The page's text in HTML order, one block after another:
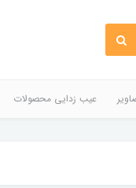
عیب زدایی محصولات